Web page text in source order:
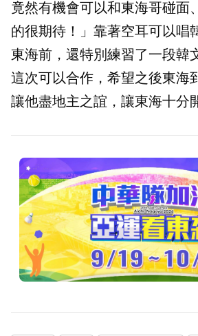
竟然有機會可以和東海哥碰面
的很期待！」靠著空耳可以唱
東海前，還特別練習了一段韓
這次可以合作，希望之後東海
讓他盡地主之誼，讓東海十分